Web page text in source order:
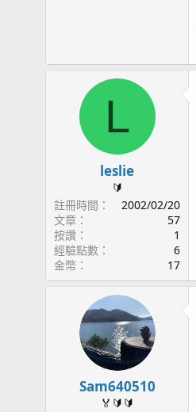
L
leslie
🔰
註冊時間
2002/02/20
文章
57
按讚
1
經驗點數
6
金幣
17
Sam640510
🏅🔰🔰